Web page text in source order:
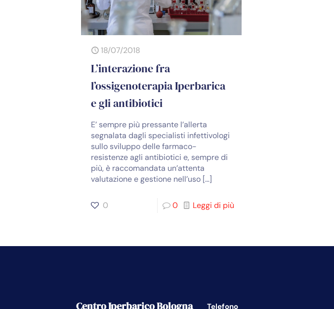
18/07/2018
L’interazione fra
l’ossigenoterapia Iperbarica
e gli antibiotici
E’ sempre più pressante l’allerta
segnalata dagli specialisti infettivologi
sullo sviluppo delle farmaco-
resistenze agli antibiotici e, sempre di
più, è raccomandata un’attenta
valutazione e gestione nell’uso […]
0 0 Leggi di più
Centro Iperbarico Bologna Telefono